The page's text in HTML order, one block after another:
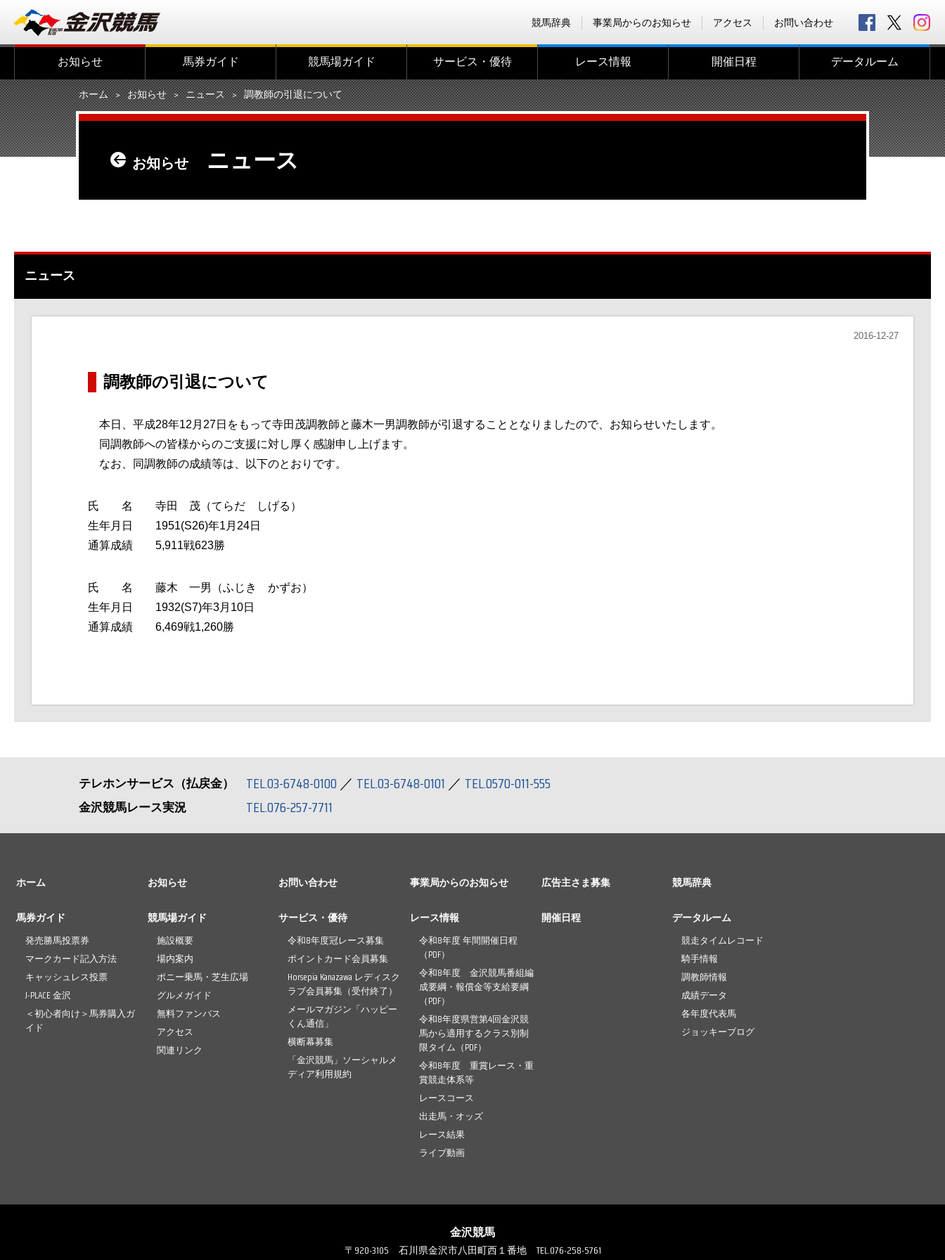
競馬辞典 事業局からのお知らせ アクセス お問い合わせ
お知らせ 馬券ガイド 競馬場ガイド サービス・優待 レース情報 開催日程 データルーム
ホーム お知らせ ニュース 調教師の引退について
お知らせ ニュース
ニュース
2016-12-27
調教師の引退について
本日、平成28年12月27日をもって寺田茂調教師と藤木一男調教師が引退することとなりましたので、お知らせいたします。
同調教師への皆様からのご支援に対し厚く感謝申し上げます。
なお、同調教師の成績等は、以下のとおりです。
氏 名 寺田 茂（てらだ しげる）
生年月日 1951(S26)年1月24日
通算成績 5,911戦623勝
氏 名 藤木 一男（ふじき かずお）
生年月日 1932(S7)年3月10日
通算成績 6,469戦1,260勝
テレホンサービス（払戻金） TEL.03-6748-0100／ TEL.03-6748-0101／ TEL.0570-011-555
金沢競馬レース実況 TEL.076-257-7711
ホーム お知らせ お問い合わせ 事業局からのお知らせ 広告主さま募集 競馬辞典
馬券ガイド
発売勝馬投票券
マークカード記入方法
キャッシュレス投票
J-PLACE 金沢
＜初心者向け＞馬券購入ガ
イド
競馬場ガイド
施設概要
場内案内
ポニー乗馬・芝生広場
グルメガイド
無料ファンバス
アクセス
関連リンク
サービス・優待
令和8年度冠レース募集
ポイントカード会員募集
Horsepia Kanazawa レディスク
ラブ会員募集（受付終了）
メールマガジン「ハッピー
くん通信」
横断幕募集
「金沢競馬」ソーシャルメ
ディア利用規約
レース情報
令和8年度 年間開催日程
（PDF）
令和8年度 金沢競馬番組編
成要綱・報償金等支給要綱
（PDF）
令和8年度県営第4回金沢競
馬から適用するクラス別制
限タイム（PDF）
令和8年度 重賞レース・重
賞競走体系等
レースコース
出走馬・オッズ
レース結果
ライブ動画
開催日程 データルーム
競走タイムレコード
騎手情報
調教師情報
成績データ
各年度代表馬
ジョッキーブログ
金沢競馬
〒920-3105 石川県金沢市八田町西１番地
TEL.076-258-5761